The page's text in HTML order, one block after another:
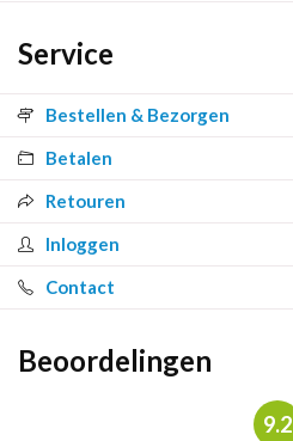
Service
Bestellen & Bezorgen
Betalen
Retouren
Inloggen
Contact
Beoordelingen
9.2